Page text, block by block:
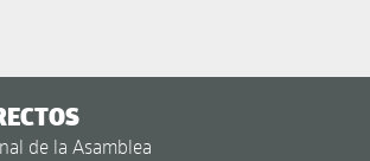
de la Asamblea